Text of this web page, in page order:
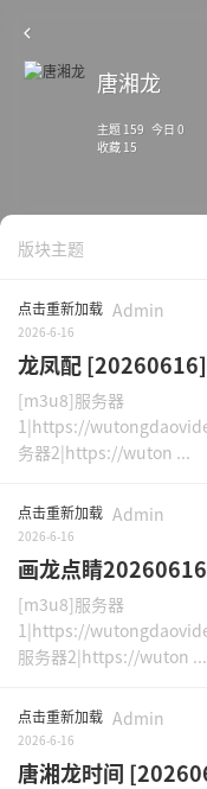
唐湘龙
主题 159 今日 0
收藏 15
版块主题
点击重新加载 Admin
2026-6-16
龙凤配 [20260616]
[m3u8]服务器
1|https://
务器2|https://wuton ...
点击重新加载 Admin
2026-6-16
画龙点睛20260616
[m3u8]服务器
1|https://
服务器2|https://wuton ...
点击重新加载 Admin
2026-6-16
唐湘龙时间